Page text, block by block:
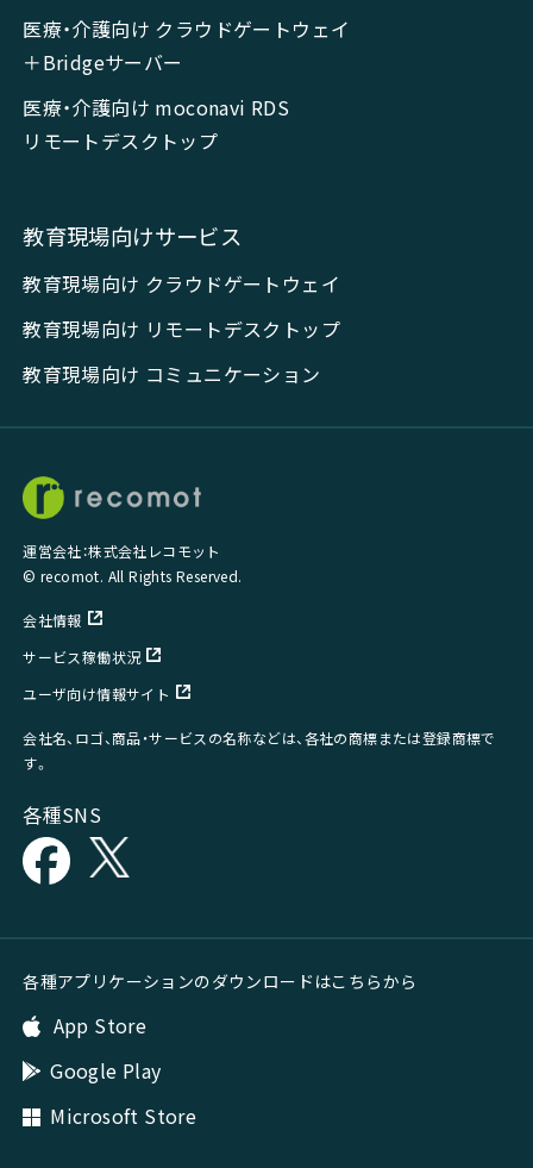
医療・介護向け クラウドゲートウェイ
＋Bridgeサーバー
医療・介護向け moconavi RDS
リモートデスクトップ
教育現場向けサービス
教育現場向け クラウドゲートウェイ
教育現場向け リモートデスクトップ
教育現場向け コミュニケーション
運営会社：株式会社レコモット
© recomot. All Rights Reserved.
会社情報
サービス稼働状況
ユーザ向け情報サイト
会社名、ロゴ、商品・サービスの名称などは、各社の商標または登録商標で
す。
各種SNS
各種アプリケーションのダウンロードはこちらから
App Store
Google Play
Microsoft Store